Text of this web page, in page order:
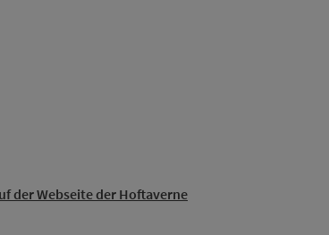
der Webseite der Hoftaverne